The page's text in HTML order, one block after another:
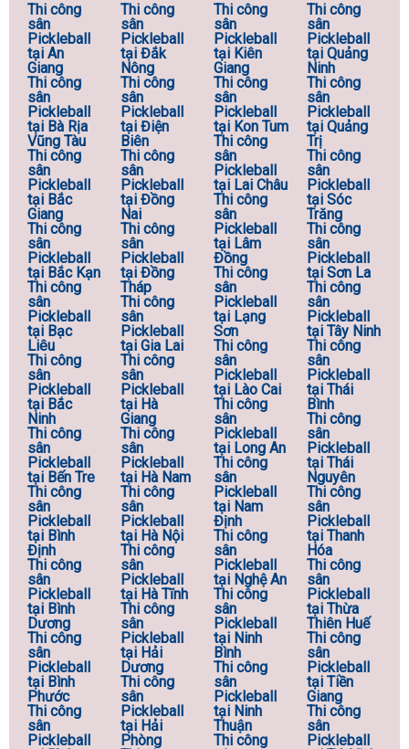
Thi công
sân
Pickleball
tại An
Giang
Thi công
sân
Pickleball
tại Bà Rịa
Vũng Tàu
Thi công
sân
Pickleball
tại Bắc
Giang
Thi công
sân
Pickleball
tại Bắc Kạn
Thi công
sân
Pickleball
tại Bạc
Liêu
Thi công
sân
Pickleball
tại Bắc
Ninh
Thi công
sân
Pickleball
tại Bến Tre
Thi công
sân
Pickleball
tại Bình
Định
Thi công
sân
Pickleball
tại Bình
Dương
Thi công
sân
Pickleball
tại Bình
Phước
Thi công
sân
Pickleball
Thi công
sân
Pickleball
tại Đắk
Nông
Thi công
sân
Pickleball
tại Điện
Biên
Thi công
sân
Pickleball
tại Đồng
Nai
Thi công
sân
Pickleball
tại Đồng
Tháp
Thi công
sân
Pickleball
tại Gia Lai
Thi công
sân
Pickleball
tại Hà
Giang
Thi công
sân
Pickleball
tại Hà Nam
Thi công
sân
Pickleball
tại Hà Nội
Thi công
sân
Pickleball
tại Hà Tĩnh
Thi công
sân
Pickleball
tại Hải
Dương
Thi công
sân
Pickleball
tại Hải
Phòng
Thi công
sân
Pickleball
tại Kiên
Giang
Thi công
sân
Pickleball
tại Kon Tum
Thi công
sân
Pickleball
tại Lai Châu
Thi công
sân
Pickleball
tại Lâm
Đồng
Thi công
sân
Pickleball
tại Lạng
Sơn
Thi công
sân
Pickleball
tại Lào Cai
Thi công
sân
Pickleball
tại Long An
Thi công
sân
Pickleball
tại Nam
Định
Thi công
sân
Pickleball
tại Nghệ An
Thi công
sân
Pickleball
tại Ninh
Bình
Thi công
sân
Pickleball
tại Ninh
Thuận
Thi công
Thi công
sân
Pickleball
tại Quảng
Ninh
Thi công
sân
Pickleball
tại Quảng
Trị
Thi công
sân
Pickleball
tại Sóc
Trăng
Thi công
sân
Pickleball
tại Sơn La
Thi công
sân
Pickleball
tại Tây Ninh
Thi công
sân
Pickleball
tại Thái
Bình
Thi công
sân
Pickleball
tại Thái
Nguyên
Thi công
sân
Pickleball
tại Thanh
Hóa
Thi công
sân
Pickleball
tại Thừa
Thiên Huế
Thi công
sân
Pickleball
tại Tiền
Giang
Thi công
sân
Pickleball